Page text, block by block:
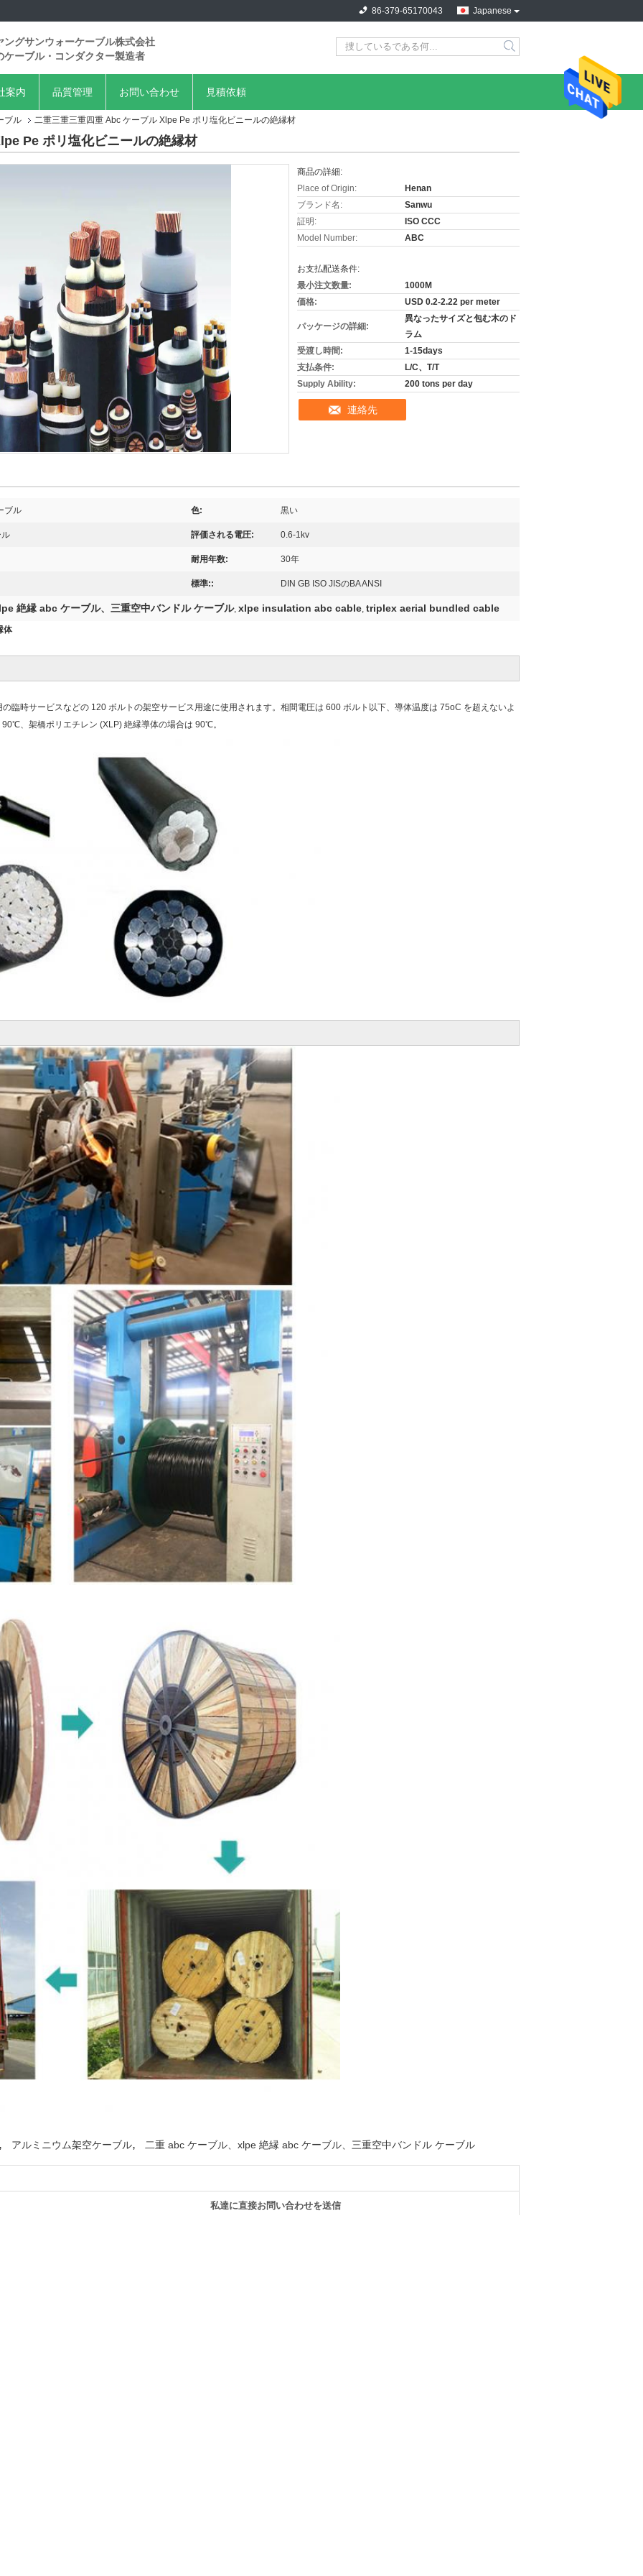
Japanese
86-379-65170043
ングサンウォーケーブル株式会社
ケーブル・コンダクター製造者
案内 品質管理 お問い合わせ 見積依頼
ブル 二重三重三重四重 Abc ケーブル Xlpe Pe ポリ塩化ビニールの絶縁材
Pe ポリ塩化ビニールの絶縁材
商品の詳細:
Place of Origin:
Henan
ブランド名:
Sanwu
証明:
ISO CCC
Model Number:
ABC
お支払配送条件:
最小注文数量:
1000M
価格:
USD 0.2-2.22 per meter
パッケージの詳細:
異なったサイズと包む木のド
ラム
受渡し時間:
1-15days
支払条件:
L/C、T/T
Supply Ability:
200 tons per day
連絡先
ブル 色: 黒い
評価される電圧: 0.6-1kv
耐用年数: 30年
標準:: DIN GB ISO JISのBA ANSI
絶縁 abc ケーブル、三重空中バンドル ケーブル, xlpe insulation abc cable, triplex aerial bundled cable
体
臨時サービスなどの 120 ボルトの架空サービス用途に使用されます。相間電圧は 600 ボルト以下、導体温度は 75oC を超えないよ
、架橋ポリエチレン (XLP) 絶縁導体の場合は 90℃。
アルミニウム架空ケーブル, 二重 abc ケーブル、xlpe 絶縁 abc ケーブル、三重空中バンドル ケーブル
私達に直接お問い合わせを送信